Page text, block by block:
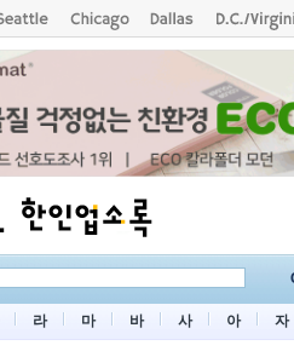
라 마 바 사 아 자